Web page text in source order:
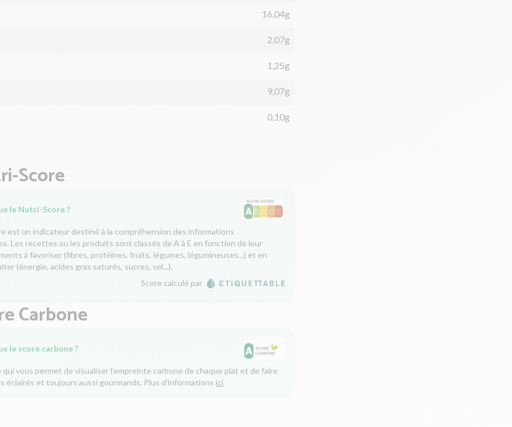
16,04g
2,07g
1,25g
9,07g
0,10g
Score
le Nutri-Score ?
est un indicateur destiné à la compréhension des informations
Les recettes ou les produits sont classés de A à E en fonction de leur
à favoriser (fibres, protéines, fruits, légumes, légumineuses...) et en
(énergie, acides gras saturés, sucres, sel...).
Score calculé par
Carbone
le score carbone ?
qui vous permet de visualiser l’empreinte carbone de chaque plat et de faire
éclairés et toujours aussi gourmands. Plus d'informations ici